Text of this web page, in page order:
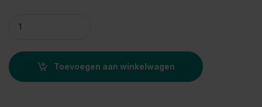
Toevoegen aan winkelwagen